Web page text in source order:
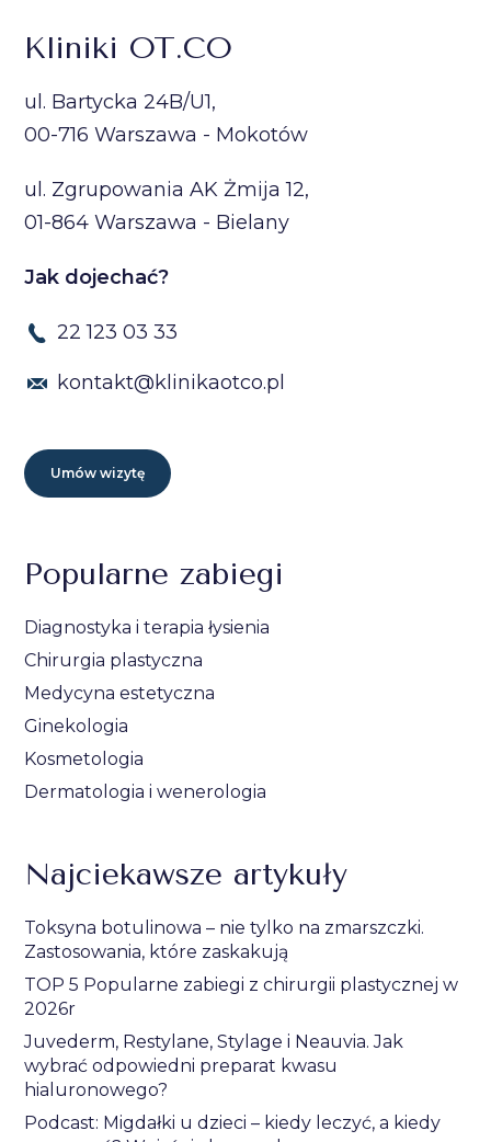
Kliniki OT.CO
ul. Bartycka 24B/U1,
00-716 Warszawa - Mokotów
ul. Zgrupowania AK Żmija 12,
01-864 Warszawa - Bielany
Jak dojechać?
22 123 03 33
kontakt@klinikaotco.pl
Umów wizytę
Popularne zabiegi
Diagnostyka i terapia łysienia
Chirurgia plastyczna
Medycyna estetyczna
Ginekologia
Kosmetologia
Dermatologia i wenerologia
Najciekawsze artykuły
Toksyna botulinowa – nie tylko na zmarszczki.
Zastosowania, które zaskakują
TOP 5 Popularne zabiegi z chirurgii plastycznej w
2026r
Juvederm, Restylane, Stylage i Neauvia. Jak
wybrać odpowiedni preparat kwasu
hialuronowego?
Podcast: Migdałki u dzieci – kiedy leczyć, a kiedy